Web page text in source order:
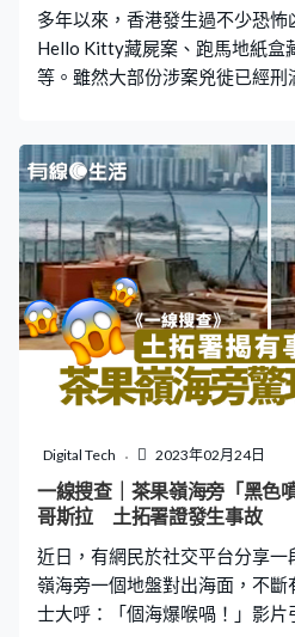
過海 表明想行紅隧後遭趕
多年以來，香港發生過不少恐
Hello Kitty藏屍案、跑馬地紙盒
等。雖然大部份涉案兇徙已經
Kitty藏屍案 1999年，死者樊敏
陳文樂、梁勝祖及梁偉倫禁錮
虐待，包括飲尿、食屎、嚴重毆
至死。樊敏儀死後遭三人肢解
美人魚造型的Hello Kitty公仔頭
「Hello Kitty藏屍案」。 2001
頭豆腐湯》，2022年8月，其中
祖，因非禮朋友的10歲女兒胸
【2】跑馬地紙盒藏屍案 1974
診所門口發現一個藏女性裸屍的
時去了旁邊雪糕工場借電話，而
因此再推斷死者是在借電話時，
Digital Tech 2023年02月24日
一線搜查｜茶果嶺海旁「黑色
哥斯拉 土拓署證發生事故
近日，有網民於社交平台分享
嶺海旁一個地盤對出海面，不斷
士大呼：「個海爆喉喎！」影